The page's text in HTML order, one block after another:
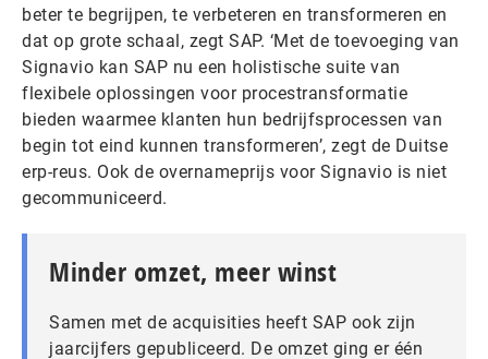
beter te begrijpen, te verbeteren en transformeren en
dat op grote schaal, zegt SAP. ‘Met de toevoeging van
Signavio kan SAP nu een holistische suite van
flexibele oplossingen voor procestransformatie
bieden waarmee klanten hun bedrijfsprocessen van
begin tot eind kunnen transformeren’, zegt de Duitse
erp-reus. Ook de overnameprijs voor Signavio is niet
gecommuniceerd.
Minder omzet, meer winst
Samen met de acquisities heeft SAP ook zijn
jaarcijfers gepubliceerd. De omzet ging er één